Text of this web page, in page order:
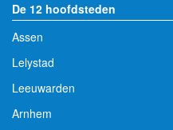
De 12 hoofdsteden
Assen
Lelystad
Leeuwarden
Arnhem